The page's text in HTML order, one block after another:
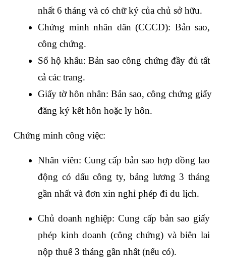
nhất 6 tháng và có chữ ký của chủ sở hữu.
Chứng minh nhân dân (CCCD): Bản sao,
công chứng.
Sổ hộ khẩu: Bản sao công chứng đầy đủ tất
cả các trang.
Giấy tờ hôn nhân: Bản sao, công chứng giấy
đăng ký kết hôn hoặc ly hôn.
Chứng minh công việc:
Nhân viên: Cung cấp bản sao hợp đồng lao
động có dấu công ty, bảng lương 3 tháng
gần nhất và đơn xin nghỉ phép đi du lịch.
Chủ doanh nghiệp: Cung cấp bản sao giấy
phép kinh doanh (công chứng) và biên lai
nộp thuế 3 tháng gần nhất (nếu có).